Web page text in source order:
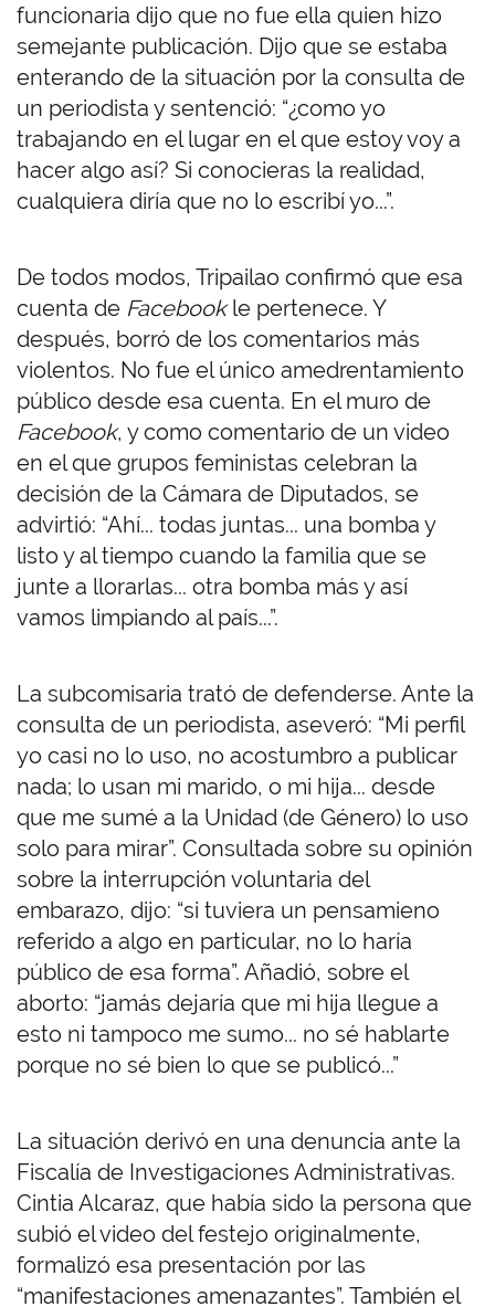
funcionaria dijo que no fue ella quien hizo
semejante publicación. Dijo que se estaba
enterando de la situación por la consulta de
un periodista y sentenció: “¿como yo
trabajando en el lugar en el que estoy voy a
hacer algo así? Si conocieras la realidad,
cualquiera diría que no lo escribí yo...”.
De todos modos, Tripailao confirmó que esa
cuenta de Facebookle pertenece. Y
después, borró de los comentarios más
violentos. No fue el único amedrentamiento
público desde esa cuenta. En el muro de
Facebook, y como comentario de un video
en el que grupos feministas celebran la
decisión de la Cámara de Diputados, se
advirtió: “Ahí... todas juntas... una bomba y
listo y al tiempo cuando la familia que se
junte a llorarlas... otra bomba más y así
vamos limpiando al país...”.
La subcomisaria trató de defenderse. Ante la
consulta de un periodista, aseveró: “Mi perfil
yo casi no lo uso, no acostumbro a publicar
nada; lo usan mi marido, o mi hija... desde
que me sumé a la Unidad (de Género) lo uso
solo para mirar”. Consultada sobre su opinión
sobre la interrupción voluntaria del
embarazo, dijo: “si tuviera un pensamieno
referido a algo en particular, no lo haría
público de esa forma”. Añadió, sobre el
aborto: “jamás dejaría que mi hija llegue a
esto ni tampoco me sumo... no sé hablarte
porque no sé bien lo que se publicó...”
La situación derivó en una denuncia ante la
Fiscalía de Investigaciones Administrativas.
Cintia Alcaraz, que había sido la persona que
subió el video del festejo originalmente,
formalizó esa presentación por las
“manifestaciones amenazantes”. También el